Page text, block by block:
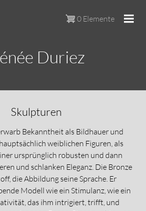
0 Elemente
Duriez
Skulpturen
Bekanntheit als Bildhauer und
weiblichen Figuren, als
ursprünglich robusten und dann
und schlanken Eleganz. Die Bronze
die Abbildung seine Sprache. Er
Modell wie ein Stimulanz, wie ein
das ihm intrigiert, trifft, und